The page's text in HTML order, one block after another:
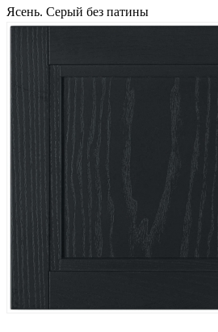
Ясень. Серый без патины